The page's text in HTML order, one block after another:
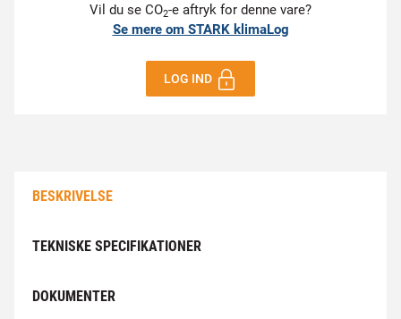
Vil du se CO2-e aftryk for denne vare?
Se mere om STARK klimaLog
LOG IND
BESKRIVELSE
TEKNISKE SPECIFIKATIONER
DOKUMENTER